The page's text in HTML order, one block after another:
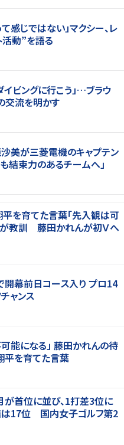
感じではない」マクシー、レ
活動”を語る
イビングに行こう」…ブラウ
交流を明かす
美が三菱電機のキャプテン
結束力のあるチームへ」
平を育てた言葉「先入観は可
が教訓 藤田かれんが初Ｖへ
開幕前日コース入り プロ14
ャンス
能になる」 藤田かれんの待
平を育てた言葉
首位に並び、1打差3位に
は17位 国内女子ゴルフ第2